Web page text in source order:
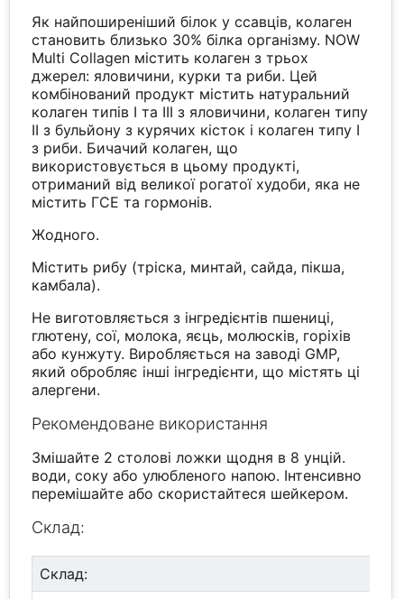
Як найпоширеніший білок у ссавців, колаген
становить близько 30% білка організму. NOW
Multi Collagen містить колаген з трьох
джерел: яловичини, курки та риби. Цей
комбінований продукт містить натуральний
колаген типів I та III з яловичини, колаген типу
II з бульйону з курячих кісток і колаген типу I
з риби. Бичачий колаген, що
використовується в цьому продукті,
отриманий від великої рогатої худоби, яка не
містить ГСЕ та гормонів.
Жодного.
Містить рибу (тріска, минтай, сайда, пікша,
камбала).
Не виготовляється з інгредієнтів пшениці,
глютену, сої, молока, яєць, молюсків, горіхів
або кунжуту. Виробляється на заводі GMP,
який обробляє інші інгредієнти, що містять ці
алергени.
Рекомендоване використання
Змішайте 2 столові ложки щодня в 8 унцій.
води, соку або улюбленого напою. Інтенсивно
перемішайте або скористайтеся шейкером.
Склад:
Склад: